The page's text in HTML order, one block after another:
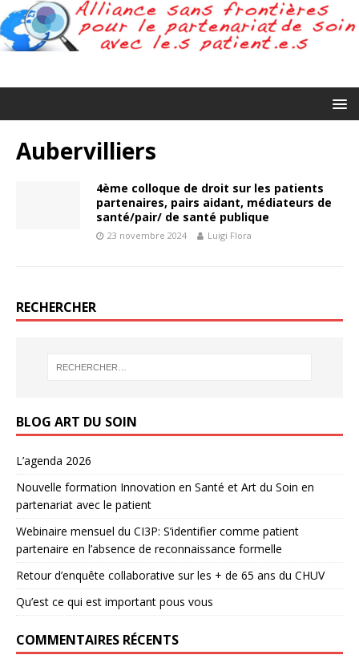
Aubervilliers
4ème colloque de droit sur les patients
partenaires, pairs aidant, médiateurs de
santé/pair/ de santé publique
23 novembre 2024 Luigi Flora
RECHERCHER
BLOG ART DU SOIN
L’agenda 2026
Nouvelle formation Innovation en Santé et Art du Soin en
partenariat avec le patient
Webinaire mensuel du CI3P: S’identifier comme patient
partenaire en l’absence de reconnaissance formelle
Retour d’enquête collaborative sur les + de 65 ans du CHUV
Qu’est ce qui est important pous vous
COMMENTAIRES RÉCENTS